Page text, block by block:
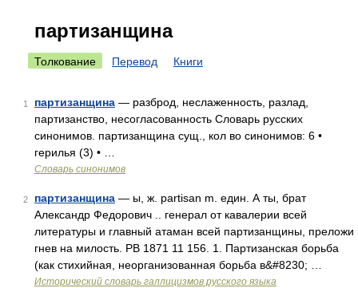
партизанщина
Толкование Перевод Книги
1 партизанщина — разброд, неслаженность, разлад,
партизанство, несогласованность Словарь русских
синонимов. партизанщина сущ., кол во синонимов: 6 •
герилья (3) • …
Словарь синонимов
2 партизанщина — ы, ж. partisan m. един. А ты, брат
Александр Федорович .. генерал от кавалерии всей
литературы и главный атаман всей партизанщины, преложи
гнев на милость. РВ 1871 11 156. 1. Партизанская борьба
(как стихийная, неорганизованная борьба в&#8230; …
Исторический словарь галлицизмов русского языка